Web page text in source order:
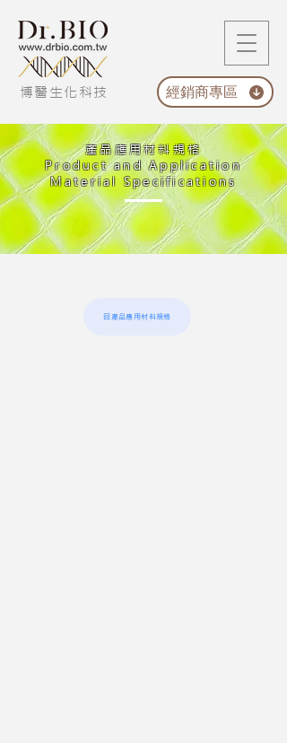
博醫生化科技 經銷商專區
產品應用材料規格
Product and Application
Material Specifications
回產品應用材料規格